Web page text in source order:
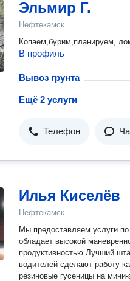
Эльмир Г.
Нефтекамск
Копаем,бурим,планируем,
В профиль
Вывоз грунта
Ещё 2 услуги
Телефон
Илья Киселёв
Нефтекамск
Мы предоставляем услуги по аренде
обладает высокой
продуктивностью Лучший штат высококвалифицированных
водителей сделают работу
резиновые гусеницы на